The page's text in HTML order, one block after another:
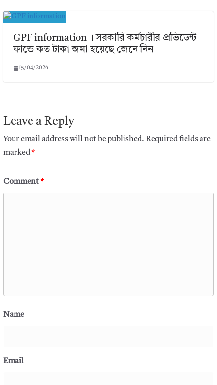
GPF information । সরকারি কর্মচারীর প্রভিডেন্ট
ফান্ডে কত টাকা জমা হয়েছে জেনে নিন
15/04/2026
Leave a Reply
Your email address will not be published. Required fields are
marked*
Comment*
Name
Email